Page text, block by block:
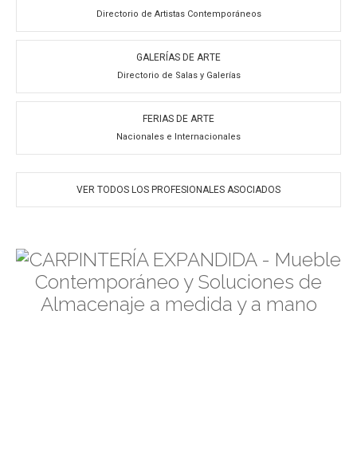
Directorio de Artistas Contemporáneos
GALERÍAS DE ARTE
Directorio de Salas y Galerías
FERIAS DE ARTE
Nacionales e Internacionales
VER TODOS LOS PROFESIONALES ASOCIADOS